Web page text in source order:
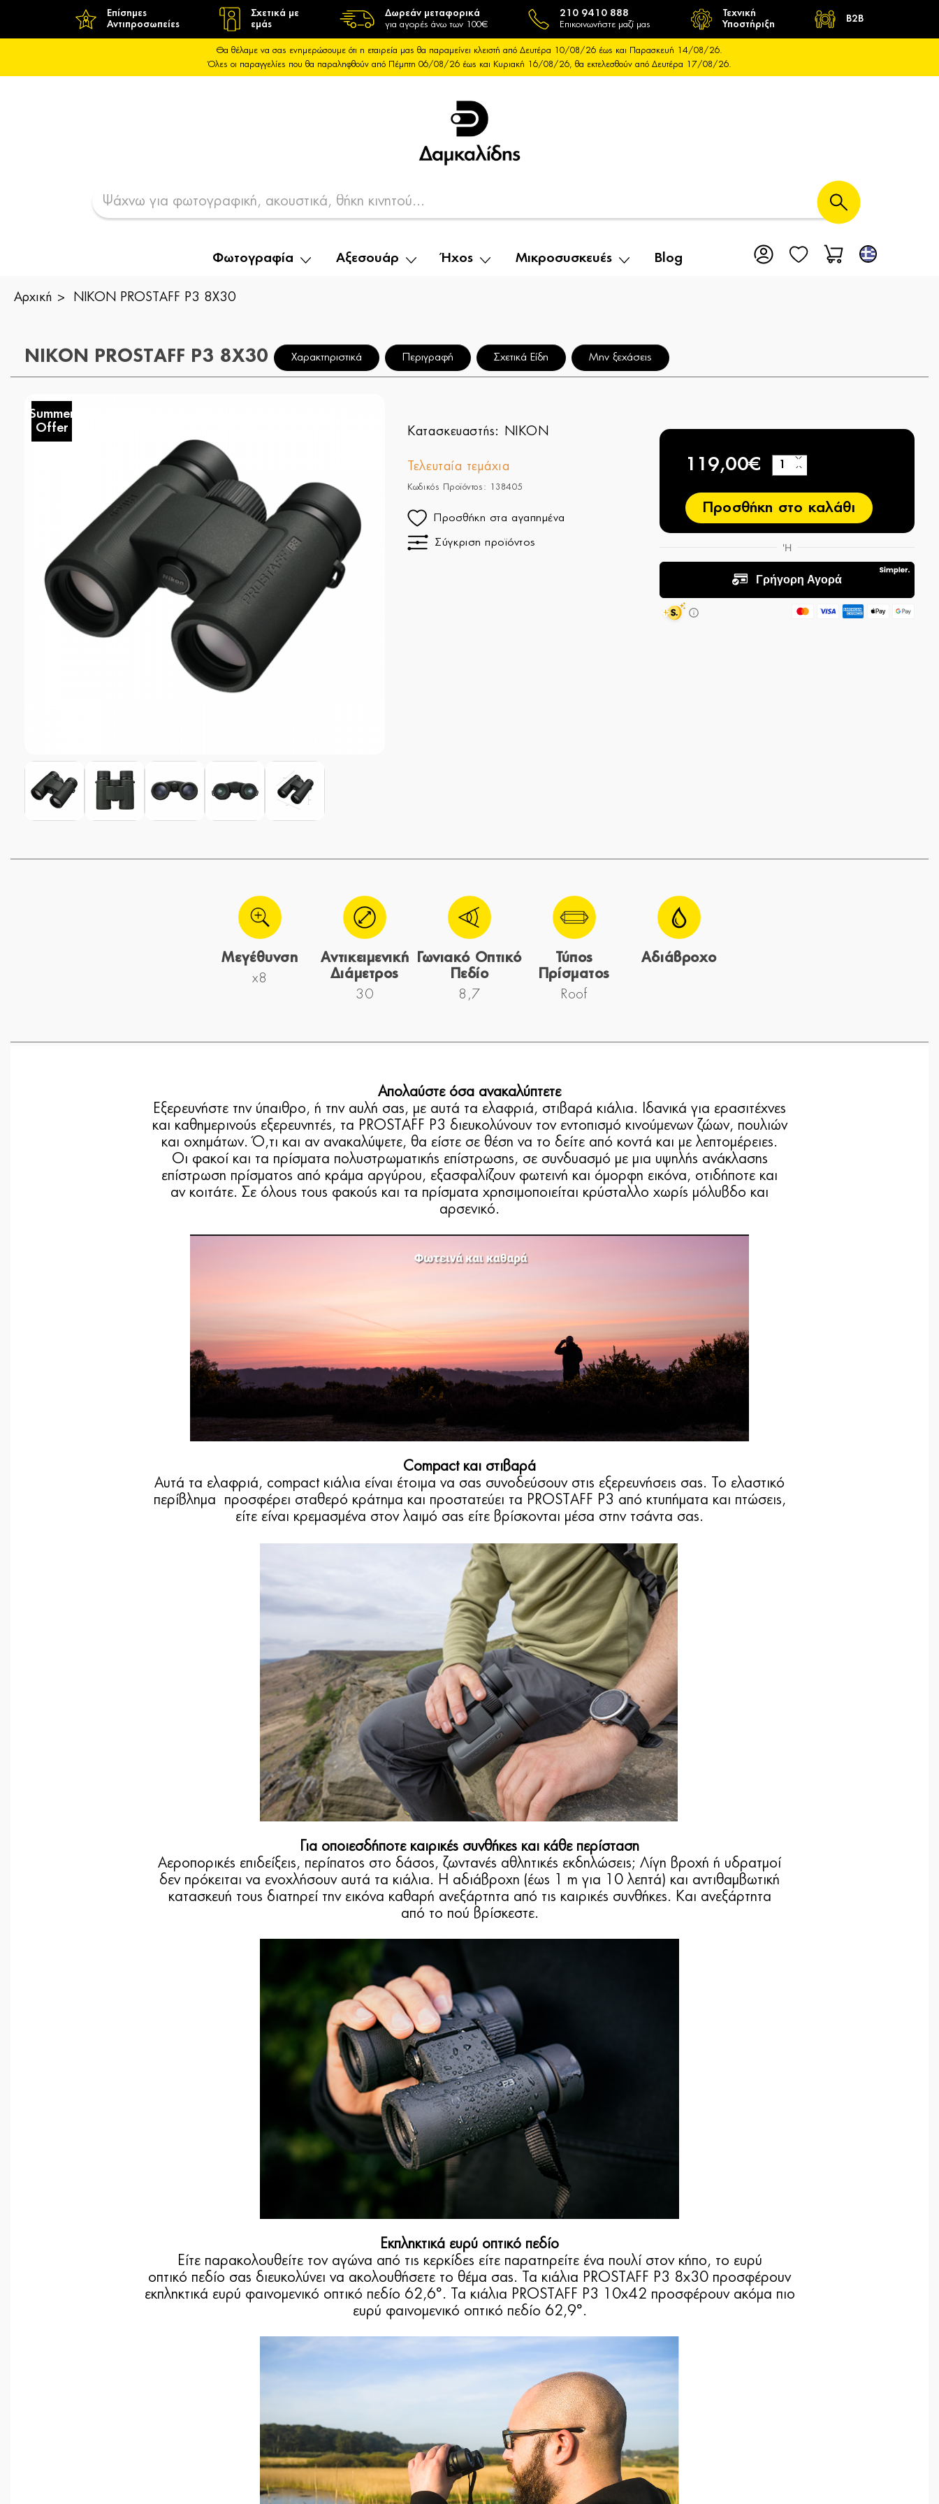
Επίσημες
Αντιπροσωπείες
Σχετικά με
εμάς
Δωρεάν μεταφορικά
για αγορές άνω των 100€
210 9410 888
Επικοινωνήστε μαζί μας
Τεχνική
Υποστήριξη
B2B
Θα θέλαμε να σας ενημερώσουμε ότι η εταιρεία μας θα παραμείνει κλειστή από Δευτέρα 10/08/26 έως και Παρασκευή 14/08/26.
Όλες οι παραγγελίες που θα παραληφθούν από Πέμπτη 06/08/26 έως και Κυριακή 16/08/26, θα εκτελεσθούν από Δευτέρα 17/08/26.
Φωτογραφία Αξεσουάρ Ήχος Μικροσυσκευές Blog
Αρχική NIKON PROSTAFF P3 8X30
NIKON PROSTAFF P3 8X30 Χαρακτηριστικά Περιγραφή Σχετικά Είδη Μην ξεχάσεις
Summer
Offer
Κατασκευαστής: NIKON
Τελευταία τεμάχια
Κωδικός Προϊόντος: 138405
Προσθήκη στα αγαπημένα
Σύγκριση προϊόντος
119,00€ −
+
Προσθήκη στο καλάθι
Μεγέθυνση
x8
Αντικειμενική
Διάμετρος
30
Γωνιακό Οπτικό
Πεδίο
8,7
Τύπος
Πρίσματος
Roof
Αδιάβροχο
Απολαύστε όσα ανακαλύπτετε
Εξερευνήστε την ύπαιθρο, ή την αυλή σας, με αυτά τα ελαφριά, στιβαρά κιάλια. Ιδανικά για ερασιτέχνες
και καθημερινούς εξερευνητές, τα PROSTAFF P3 διευκολύνουν τον εντοπισμό κινούμενων ζώων, πουλιών
και οχημάτων. Ό,τι και αν ανακαλύψετε, θα είστε σε θέση να το δείτε από κοντά και με λεπτομέρειες.
Οι φακοί και τα πρίσματα πολυστρωματικής επίστρωσης, σε συνδυασμό με μια υψηλής ανάκλασης
επίστρωση πρίσματος από κράμα αργύρου, εξασφαλίζουν φωτεινή και όμορφη εικόνα, οτιδήποτε και
αν κοιτάτε. Σε όλους τους φακούς και τα πρίσματα χρησιμοποιείται κρύσταλλο χωρίς μόλυβδο και
αρσενικό.
Compact και στιβαρά
Αυτά τα ελαφριά, compact κιάλια είναι έτοιμα να σας συνοδεύσουν στις εξερευνήσεις σας. Το ελαστικό
περίβλημα προσφέρει σταθερό κράτημα και προστατεύει τα PROSTAFF P3 από κτυπήματα και πτώσεις,
είτε είναι κρεμασμένα στον λαιμό σας είτε βρίσκονται μέσα στην τσάντα σας.
Για οποιεσδήποτε καιρικές συνθήκες και κάθε περίσταση
Αεροπορικές επιδείξεις, περίπατος στο δάσος, ζωντανές αθλητικές εκδηλώσεις; Λίγη βροχή ή υδρατμοί
δεν πρόκειται να ενοχλήσουν αυτά τα κιάλια. Η αδιάβροχη (έως 1 m για 10 λεπτά) και αντιθαμβωτική
κατασκευή τους διατηρεί την εικόνα καθαρή ανεξάρτητα από τις καιρικές συνθήκες. Και ανεξάρτητα
από το πού βρίσκεστε.
Εκπληκτικά ευρύ οπτικό πεδίο
Είτε παρακολουθείτε τον αγώνα από τις κερκίδες είτε παρατηρείτε ένα πουλί στον κήπο, το ευρύ
οπτικό πεδίο σας διευκολύνει να ακολουθήσετε το θέμα σας. Τα κιάλια PROSTAFF P3 8x30 προσφέρουν
εκπληκτικά ευρύ φαινομενικό οπτικό πεδίο 62,6°. Τα κιάλια PROSTAFF P3 10x42 προσφέρουν ακόμα πιο
ευρύ φαινομενικό οπτικό πεδίο 62,9°.